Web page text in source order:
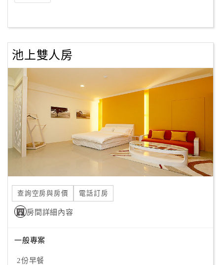
池上雙人房
查詢空房與房價 電話訂房
房間詳細內容
一般專案
2份早餐